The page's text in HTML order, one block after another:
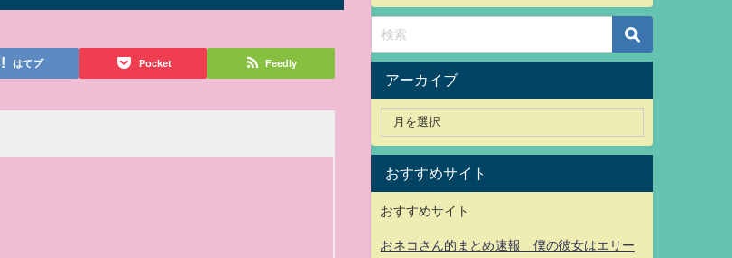
はてブ Pocket Feedly
アーカイブ
おすすめサイト
おすすめサイト
おネコさん的まとめ速報 僕の彼女はエリー